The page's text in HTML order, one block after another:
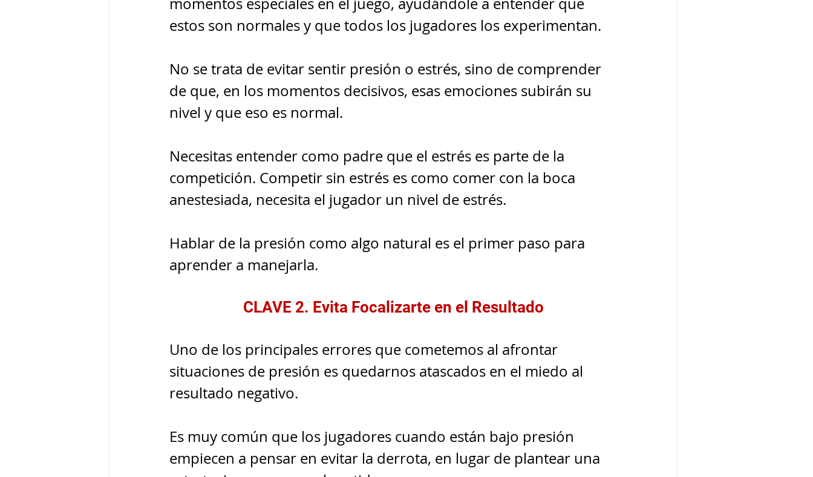
estos son normales y que todos los jugadores los experimentan.
No se trata de evitar sentir presión o estrés, sino de comprender
de que, en los momentos decisivos, esas emociones subirán su
nivel y que eso es normal.
Necesitas entender como padre que el estrés es parte de la
competición. Competir sin estrés es como comer con la boca
anestesiada, necesita el jugador un nivel de estrés.
Hablar de la presión como algo natural es el primer paso para
aprender a manejarla.
CLAVE 2. Evita Focalizarte en el Resultado
Uno de los principales errores que cometemos al afrontar
situaciones de presión es quedarnos atascados en el miedo al
resultado negativo.
Es muy común que los jugadores cuando están bajo presión
empiecen a pensar en evitar la derrota, en lugar de plantear una